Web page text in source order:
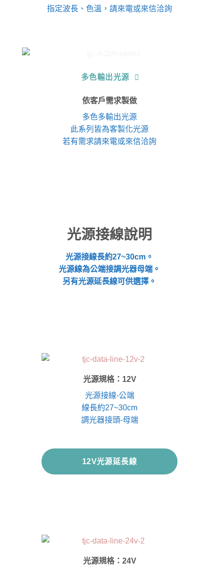
指定波長、色溫，請來電或來信洽詢
多色輸出光源
依客戶需求製做
多色多輸出光源
此系列皆為客製化光源
若有需求請來電或來信洽詢
光源接線說明
光源接線長約27~30cm。
光源線為公端接調光器母端。
另有光源延長線可供選擇。
光源規格：12V
光源接線-公端
線長約27~30cm
調光器接頭-母端
12V光源延長線
光源規格：24V